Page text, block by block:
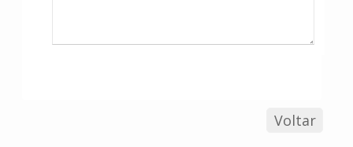
Voltar